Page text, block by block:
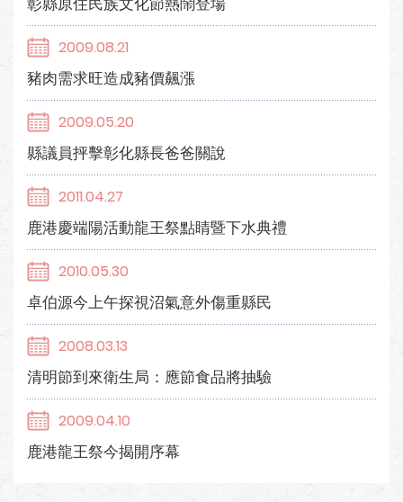
2009.08.21
豬肉需求旺造成豬價飆漲
2009.05.20
縣議員抨擊彰化縣長爸爸關說
2011.04.27
鹿港慶端陽活動龍王祭點睛暨下水典禮
2010.05.30
卓伯源今上午探視沼氣意外傷重縣民
2008.03.13
清明節到來衛生局：應節食品將抽驗
2009.04.10
鹿港龍王祭今揭開序幕